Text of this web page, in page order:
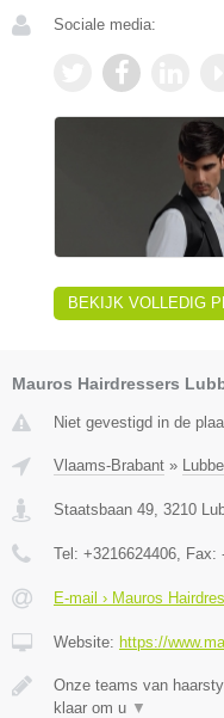
Sociale media:
BEKIJK VOLLEDIG
Mauros Hairdressers
Niet gevestigd in de
Vlaams-Brabant »
Staatsbaan 49 3210
Tel: +3216624406 , Fax:
E-mail › Mauros
Website: https://
Onze teams van
klaar om u ▼